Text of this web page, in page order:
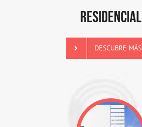
RESIDENCIAL
DESCUBRE MÁS